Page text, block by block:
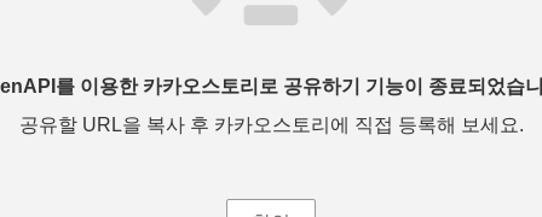
를 이용한 카카오스토리로 공유하기 기능이 종료되었습
공유할 URL을 복사 후 카카오스토리에 직접 등록해 보세요.